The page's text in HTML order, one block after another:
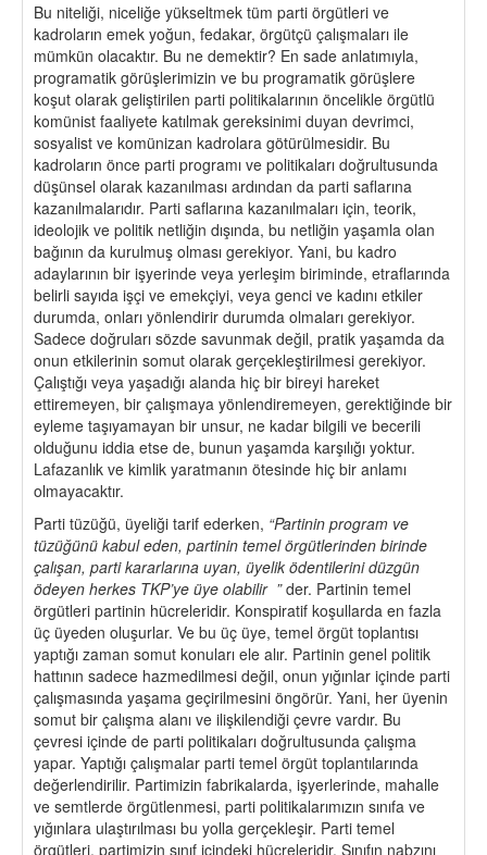
Bu niteliği, niceliğe yükseltmek tüm parti örgütleri ve
kadroların emek yoğun, fedakar, örgütçü çalışmaları ile
mümkün olacaktır. Bu ne demektir? En sade anlatımıyla,
programatik görüşlerimizin ve bu programatik görüşlere
koşut olarak geliştirilen parti politikalarının öncelikle örgütlü
komünist faaliyete katılmak gereksinimi duyan devrimci,
sosyalist ve komünizan kadrolara götürülmesidir. Bu
kadroların önce parti programı ve politikaları doğrultusunda
düşünsel olarak kazanılması ardından da parti saflarına
kazanılmalarıdır. Parti saflarına kazanılmaları için, teorik,
ideolojik ve politik netliğin dışında, bu netliğin yaşamla olan
bağının da kurulmuş olması gerekiyor. Yani, bu kadro
adaylarının bir işyerinde veya yerleşim biriminde, etraflarında
belirli sayıda işçi ve emekçiyi, veya genci ve kadını etkiler
durumda, onları yönlendirir durumda olmaları gerekiyor.
Sadece doğruları sözde savunmak değil, pratik yaşamda da
onun etkilerinin somut olarak gerçekleştirilmesi gerekiyor.
Çalıştığı veya yaşadığı alanda hiç bir bireyi hareket
ettiremeyen, bir çalışmaya yönlendiremeyen, gerektiğinde bir
eyleme taşıyamayan bir unsur, ne kadar bilgili ve becerili
olduğunu iddia etse de, bunun yaşamda karşılığı yoktur.
Lafazanlık ve kimlik yaratmanın ötesinde hiç bir anlamı
olmayacaktır.
Parti tüzüğü, üyeliği tarif ederken, “Partinin program ve
tüzüğünü kabul eden, partinin temel örgütlerinden birinde
çalışan, parti kararlarına uyan, üyelik ödentilerini düzgün
ödeyen herkes TKP’ye üye olabilir ”der. Partinin temel
örgütleri partinin hücreleridir. Konspiratif koşullarda en fazla
üç üyeden oluşurlar. Ve bu üç üye, temel örgüt toplantısı
yaptığı zaman somut konuları ele alır. Partinin genel politik
hattının sadece hazmedilmesi değil, onun yığınlar içinde parti
çalışmasında yaşama geçirilmesini öngörür. Yani, her üyenin
somut bir çalışma alanı ve ilişkilendiği çevre vardır. Bu
çevresi içinde de parti politikaları doğrultusunda çalışma
yapar. Yaptığı çalışmalar parti temel örgüt toplantılarında
değerlendirilir. Partimizin fabrikalarda, işyerlerinde, mahalle
ve semtlerde örgütlenmesi, parti politikalarımızın sınıfa ve
yığınlara ulaştırılması bu yolla gerçekleşir. Parti temel
örgütleri, partimizin sınıf içindeki hücreleridir. Sınıfın nabzını